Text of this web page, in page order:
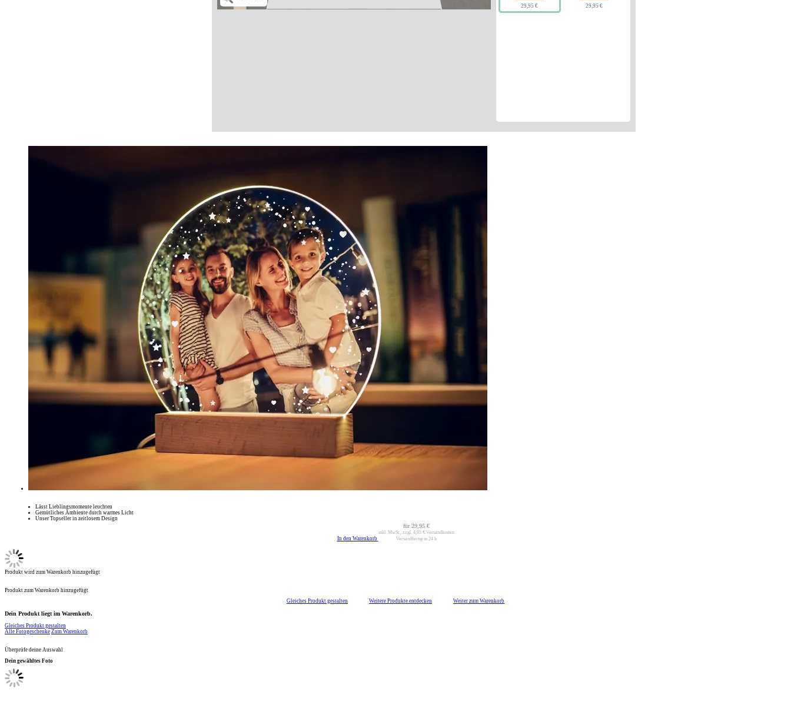
29,95 € 29,95 €
Lässt Lieblingsmomente leuchten
Gemütliches Ambiente durch warmes Licht
Unser Topseller in zeitlosem Design
In den Warenkorb
für29,95 €
inkl. MwSt., zzgl. 4,95 €Versandkosten
Versandfertig in 24 h
Produkt wird zum Warenkorb hinzugefügt
Produkt zum Warenkorb hinzugefügt
Gleiches Produkt gestalten
Weitere Produkte entdecken Weiter zum Warenkorb
Dein Produkt liegt im Warenkorb.
Gleiches Produkt gestalten
Alle Fotogeschenke Zum Warenkorb
Überprüfe deine Auswahl
Dein gewähltes Foto